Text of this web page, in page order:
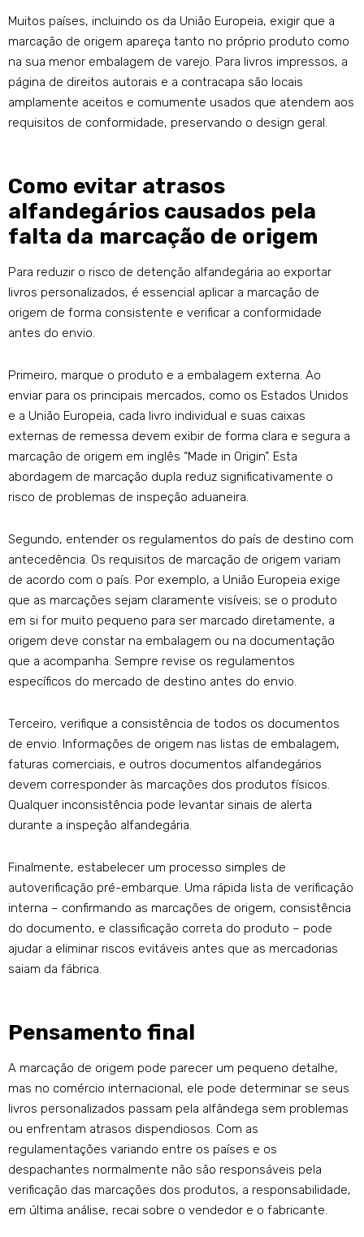
Muitos países, incluindo os da União Europeia, exigir que a
marcação de origem apareça tanto no próprio produto como
na sua menor embalagem de varejo. Para livros impressos, a
página de direitos autorais e a contracapa são locais
amplamente aceitos e comumente usados ​​que atendem aos
requisitos de conformidade, preservando o design geral.
Como evitar atrasos
alfandegários causados ​​pela
falta da marcação de origem
Para reduzir o risco de detenção alfandegária ao exportar
livros personalizados, é essencial aplicar a marcação de
origem de forma consistente e verificar a conformidade
antes do envio.
Primeiro, marque o produto e a embalagem externa. Ao
enviar para os principais mercados, como os Estados Unidos
e a União Europeia, cada livro individual e suas caixas
externas de remessa devem exibir de forma clara e segura a
marcação de origem em inglês “Made in Origin”. Esta
abordagem de marcação dupla reduz significativamente o
risco de problemas de inspeção aduaneira.
Segundo, entender os regulamentos do país de destino com
antecedência. Os requisitos de marcação de origem variam
de acordo com o país. Por exemplo, a União Europeia exige
que as marcações sejam claramente visíveis; se o produto
em si for muito pequeno para ser marcado diretamente, a
origem deve constar na embalagem ou na documentação
que a acompanha. Sempre revise os regulamentos
específicos do mercado de destino antes do envio.
Terceiro, verifique a consistência de todos os documentos
de envio. Informações de origem nas listas de embalagem,
faturas comerciais, e outros documentos alfandegários
devem corresponder às marcações dos produtos físicos.
Qualquer inconsistência pode levantar sinais de alerta
durante a inspeção alfandegária.
Finalmente, estabelecer um processo simples de
autoverificação pré-embarque. Uma rápida lista de verificação
interna – confirmando as marcações de origem, consistência
do documento, e classificação correta do produto – pode
ajudar a eliminar riscos evitáveis ​​antes que as mercadorias
saiam da fábrica.
Pensamento final
A marcação de origem pode parecer um pequeno detalhe,
mas no comércio internacional, ele pode determinar se seus
livros personalizados passam pela alfândega sem problemas
ou enfrentam atrasos dispendiosos. Com as
regulamentações variando entre os países e os
despachantes normalmente não são responsáveis ​​pela
verificação das marcações dos produtos, a responsabilidade,
em última análise, recai sobre o vendedor e o fabricante.